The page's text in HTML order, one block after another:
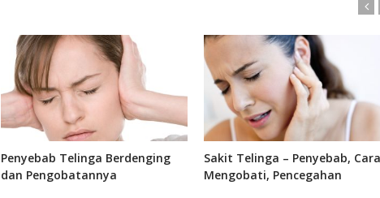
Penyebab Telinga Berdenging
dan Pengobatannya
Sakit Telinga – Penyebab, Cara
Mengobati, Pencegahan